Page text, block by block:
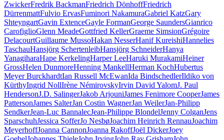
ZwickerFredrik BackmanFriedrich DönhoffFriedrich
DürrenmattFulvio ErvasFuminori NakamuraGabriel KatzGary
ShteyngartGavin ExtenceGayle FormanGeorge SaundersGianrico
CarofiglioGlenn MeadeGottfried KellerGraeme SimsionGrégoire
DelacourtGuillaume MussoHakan NesserHanif KureishiHannelies
TaschauHansjörg SchertenleibHansjörg SchneiderHanya
YanagiharaHape KerkelingHarper LeeHaruki MurakamiHeiner
GrossHelen DunmoreHenning MankellHerman KochHubertus
Meyer BurckhardtIan Russell McEwanIda BindschedlerIldiko von
KürthyIngrid NollIrène NémirovskyIrvin David YalomJ. Paul
HendersonJ.D. SalingerJakob ArjouniJames Fenimore CooperJames
PattersonJames SalterJan Costin WagnerJan WeilerJan-Philipp
SendkerJean-Luc BannalecJean-Philippe BlondelJenny ColganJens
SparschuhJessica SofferJo NesbøJoachim Heinrich RennauJoachim
MeyerhoffJoanna CannonJoanna RakoffJoël DickerJoey